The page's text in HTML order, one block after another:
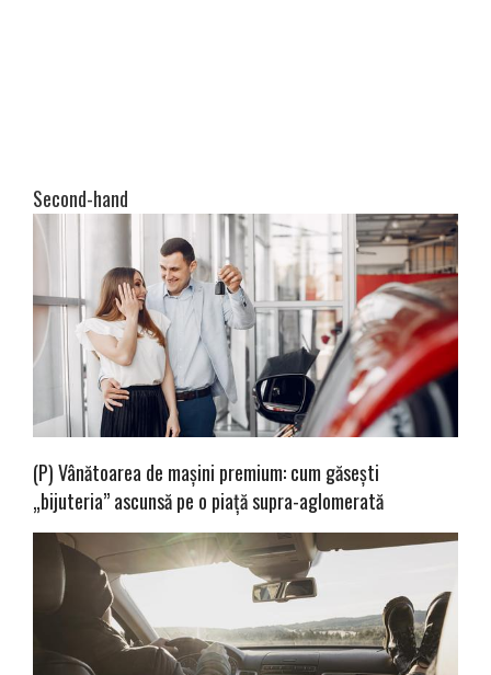
Second-hand
(P) Vânătoarea de mașini premium: cum găsești
„bijuteria” ascunsă pe o piață supra-aglomerată